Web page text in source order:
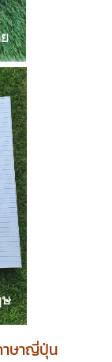
ษาญี่ปุ่น